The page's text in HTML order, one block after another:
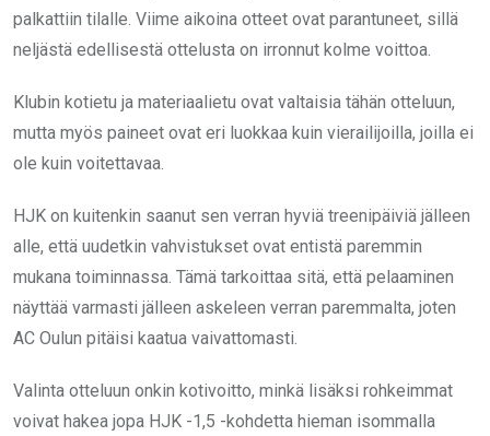
palkattiin tilalle. Viime aikoina otteet ovat parantuneet, sillä
neljästä edellisestä ottelusta on irronnut kolme voittoa.
Klubin kotietu ja materiaalietu ovat valtaisia tähän otteluun,
mutta myös paineet ovat eri luokkaa kuin vierailijoilla, joilla ei
ole kuin voitettavaa.
HJK on kuitenkin saanut sen verran hyviä treenipäiviä jälleen
alle, että uudetkin vahvistukset ovat entistä paremmin
mukana toiminnassa. Tämä tarkoittaa sitä, että pelaaminen
näyttää varmasti jälleen askeleen verran paremmalta, joten
AC Oulun pitäisi kaatua vaivattomasti.
Valinta otteluun onkin kotivoitto, minkä lisäksi rohkeimmat
voivat hakea jopa HJK -1,5 -kohdetta hieman isommalla